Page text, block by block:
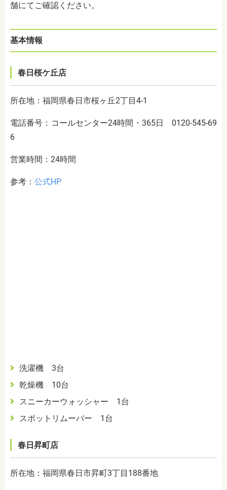
舗にてご確認ください。
基本情報
春日桜ケ丘店
所在地：福岡県春日市桜ヶ丘2丁目4-1
電話番号：コールセンター24時間・365日 0120-545-69
6
営業時間：24時間
参考： 公式HP
洗濯機 3台
乾燥機 10台
スニーカーウォッシャー 1台
スポットリムーバー 1台
春日昇町店
所在地：福岡県春日市昇町3丁目188番地